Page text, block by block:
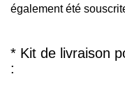
également été
* Kit de livraison
: